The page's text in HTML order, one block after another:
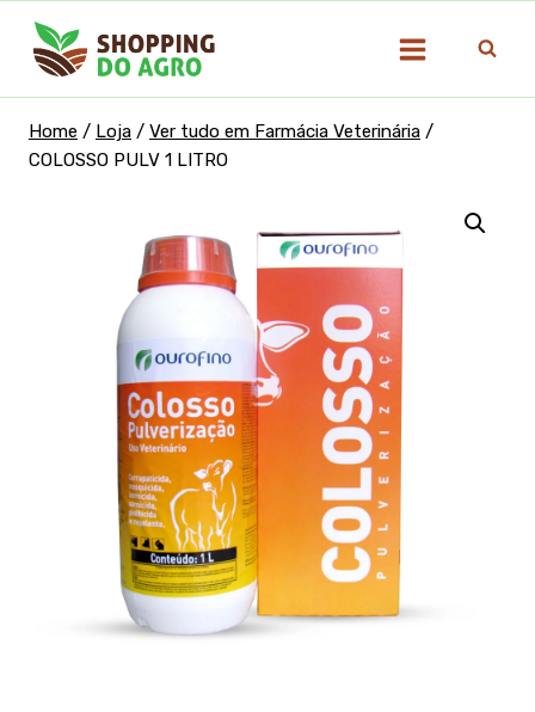
para
Home / Loja / Ver tudo em Farmácia Veterinária /
COLOSSO PULV 1 LITRO